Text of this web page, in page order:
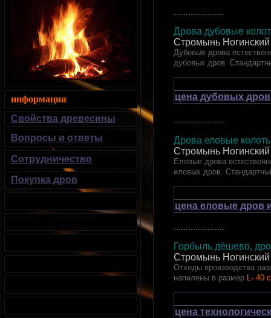
Дрова дубовые
Стромынь
Дубовые дрова
дубовых дров.
цена дубовых
Дрова еловые
Стромынь
Еловые дрова
еловых дров.
цена еловые дров
.....................
Горбыль дёшево,
Стромынь
Отходы производства
напилены в размер L- 40
цена
информация
Свойства древесины
Вопросы и ответы
Сотрудничество
Покупка дров